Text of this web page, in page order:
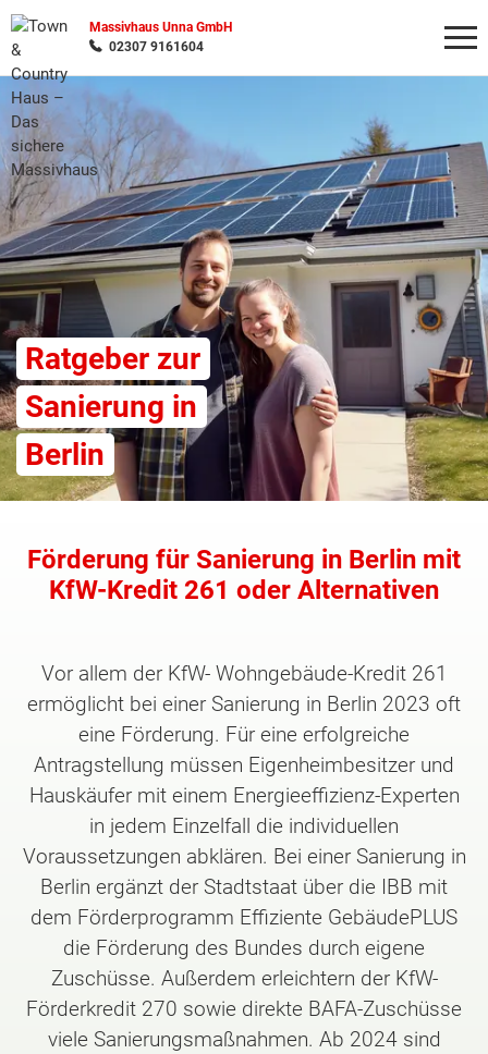
Massivhaus Unna GmbH
02307 9161604
Ratgeber zur
Sanierung in
Berlin
Förderung für Sanierung in Berlin mit
KfW-Kredit 261 oder Alternativen
Vor allem der KfW- Wohngebäude-Kredit 261
ermöglicht bei einer Sanierung in Berlin 2023 oft
eine Förderung. Für eine erfolgreiche
Antragstellung müssen Eigenheimbesitzer und
Hauskäufer mit einem Energieeffizienz-Experten
in jedem Einzelfall die individuellen
Voraussetzungen abklären. Bei einer Sanierung in
Berlin ergänzt der Stadtstaat über die IBB mit
dem Förderprogramm Effiziente GebäudePLUS
die Förderung des Bundes durch eigene
Zuschüsse. Außerdem erleichtern der KfW-
Förderkredit 270 sowie direkte BAFA-Zuschüsse
viele Sanierungsmaßnahmen. Ab 2024 sind
Wonach möchten Sie suchen?